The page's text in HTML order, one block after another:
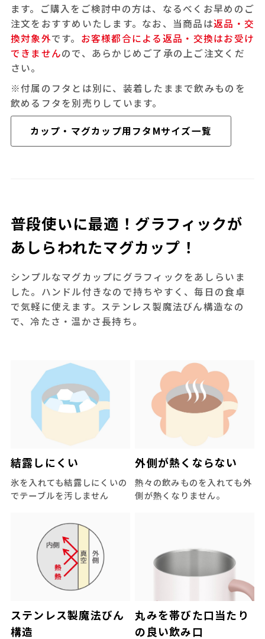
ます。ご購入をご検討中の方は、なるべくお早めのご
注文をおすすめいたします。なお、当商品は返品・交
換対象外です。 お客様都合による返品・交換はお受け
できませんので、あらかじめご了承の上ご注文くだ
さい。
※付属のフタとは別に、装着したままで飲みものを
飲めるフタを別売りしています。
カップ・マグカップ用フタMサイズ一覧
普段使いに最適！グラフィックが
あしらわれたマグカップ！
シンプルなマグカップにグラフィックをあしらいま
した。ハンドル付きなので持ちやすく、毎日の食卓
で気軽に使えます。ステンレス製魔法びん構造なの
で、冷たさ・温かさ長持ち。
結露しにくい
氷を入れても結露しにくいの
でテーブルを汚しません
外側が熱くならない
熱々の飲みものを入れても外
側が熱くなりません。
ステンレス製魔法びん
構造
丸みを帯びた口当たり
の良い飲み口